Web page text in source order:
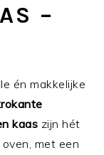
–
én makkelijke
kaas zijn hét
met een